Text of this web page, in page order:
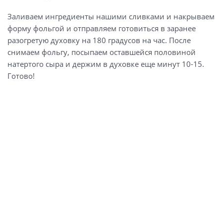
Заливаем ингредиенты нашими сливками и накрываем
форму фольгой и отправляем готовиться в заранее
разогретую духовку на 180 градусов на час. После
снимаем фольгу, посыпаем оставшейся половиной
натертого сыра и держим в духовке еще минут 10-15.
Готово!